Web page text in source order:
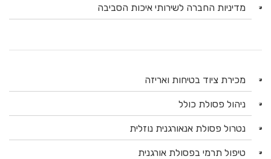
מדיניות החברה לשירותי איכות הסביבה
מכירת ציוד בטיחות ואריזה
ניהול פסולת כולל
נטרול פסולת אנאורגנית נוזלית
טיפול תרמי בפסולת אורגנית